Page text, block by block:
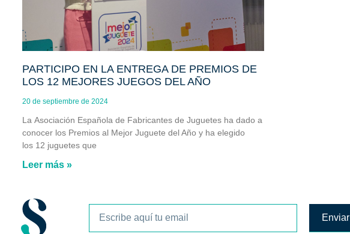
PARTICIPO EN LA ENTREGA DE PREMIOS DE
LOS 12 MEJORES JUEGOS DEL AÑO
20 de septiembre de 2024
La Asociación Española de Fabricantes de Juguetes ha dado a
conocer los Premios al Mejor Juguete del Año y ha elegido
los 12 juguetes que
Leer más »
Enviar